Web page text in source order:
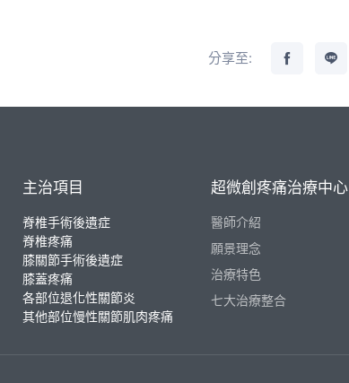
分享至:
主治項目
脊椎手術後遺症
脊椎疼痛
膝關節手術後遺症
膝蓋疼痛
各部位退化性關節炎
其他部位慢性關節肌肉疼痛
超微創疼痛治療中心
醫師介紹
願景理念
治療特色
七大治療整合